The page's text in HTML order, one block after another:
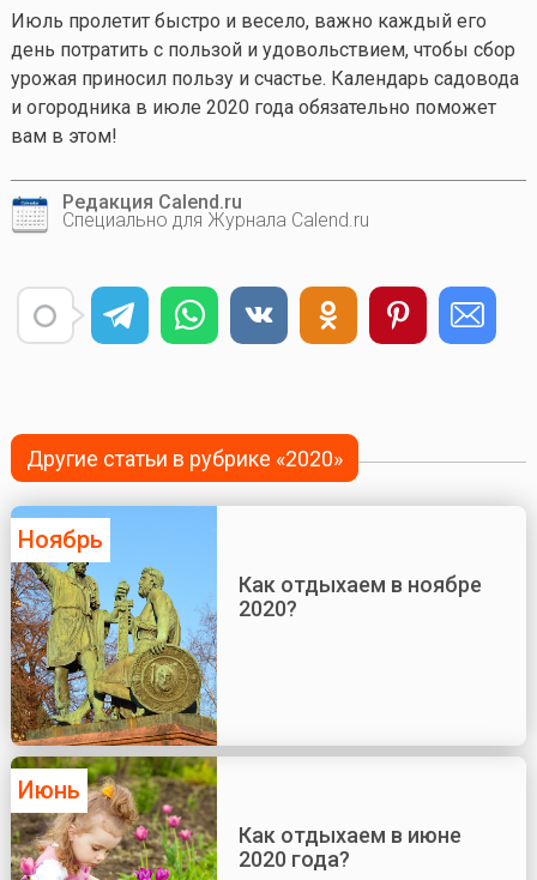
Июль пролетит быстро и весело, важно каждый его
день потратить с пользой и удовольствием, чтобы сбор
урожая приносил пользу и счастье. Календарь садовода
и огородника в июле 2020 года обязательно поможет
вам в этом!
Редакция Calend.ru
Специально для Журнала Calend.ru
Другие статьи в рубрике «2020»
Ноябрь
Как отдыхаем в ноябре
2020?
Июнь
Как отдыхаем в июне
2020 года?